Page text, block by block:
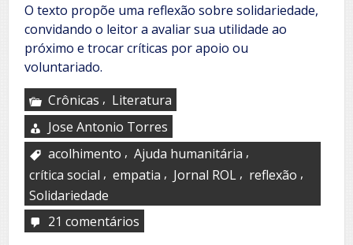
O texto propõe uma reflexão sobre solidariedade,
convidando o leitor a avaliar sua utilidade ao
próximo e trocar críticas por apoio ou
voluntariado.
Crônicas , Literatura
Jose Antonio Torres
acolhimento , Ajuda humanitária ,
crítica social , empatia , Jornal ROL , reflexão ,
Solidariedade
21 comentários